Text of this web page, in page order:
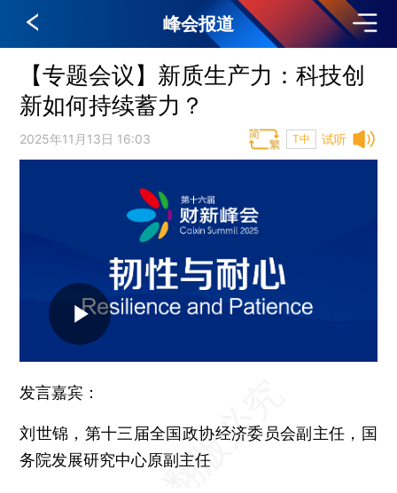
峰会报道
【专题会议】新质生产力：科技创
新如何持续蓄力？
试听
2025年11月13日 16:03 T中
发言嘉宾：
刘世锦 ，第十三届全国政协经济委员会副主任，国
务院发展研究中心原副主任